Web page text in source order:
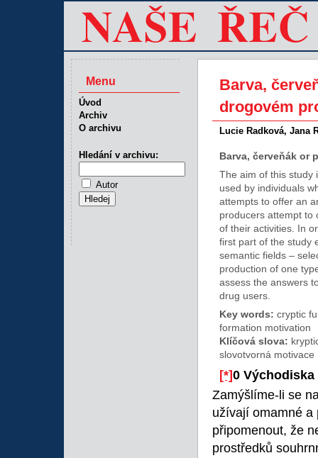
Barva,
drogovém
Lucie Radková, Jana
Barva, červeňák or
The aim of this study
used by individuals
attempts to offer an
producers attempt to
of their activities. In
first part of the study
semantic fields –
production of one
assess the answers
drug users.
Key words: cryptic
formation motivation
Klíčová slova:
slovotvorná motivace
[*]0 Východiska
Zamýšlíme-li se
užívají omamné a
připomenout, že
prostředků
Menu
Úvod
Archiv
O archivu
Hledání v archivu:
Autor